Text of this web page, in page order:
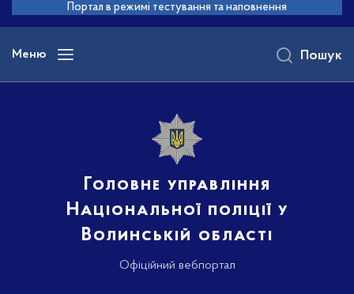
основного
вмісту
Портал в режимі тестування та наповнення
Меню
Головне управління
Національної поліції у
Волинській області
Офіційний вебпортал
Пошук